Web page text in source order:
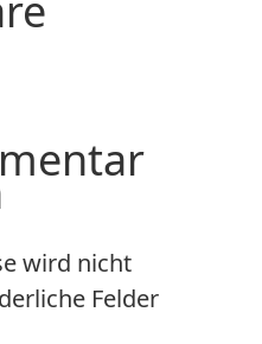
wird nicht
Felder